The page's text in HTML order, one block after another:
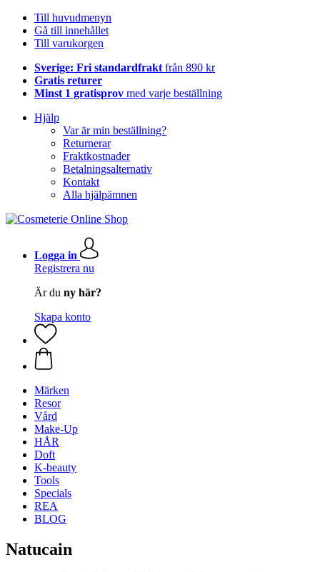
Till huvudmenyn
Gå till innehållet
Till varukorgen
Sverige: Fri standardfrakt från 890 kr
Gratis returer
Minst 1 gratisprov med varje beställning
Hjälp
Var är min beställning?
Returnerar
Fraktkostnader
Betalningsalternativ
Kontakt
Alla hjälpämnen
Logga in
Registrera nu
Är du ny här?
Skapa konto
Märken
Resor
Vård
Make-Up
HÅR
Doft
K-beauty
Tools
Specials
REA
BLOG
Natucain